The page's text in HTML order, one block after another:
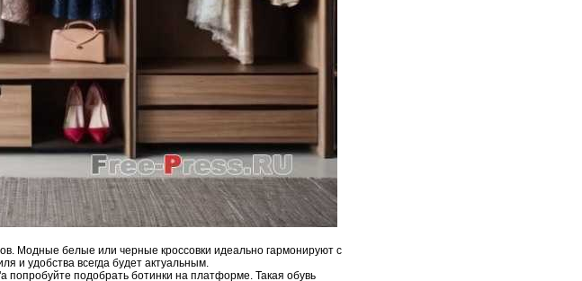
Модные белые или черные кроссовки идеально гармонируют с
и удобства всегда будет актуальным.
попробуйте подобрать ботинки на платформе. Такая обувь